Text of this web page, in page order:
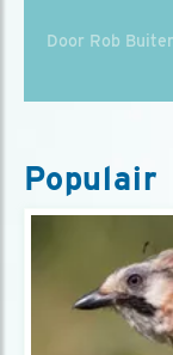
Door Rob Buiter
Populair